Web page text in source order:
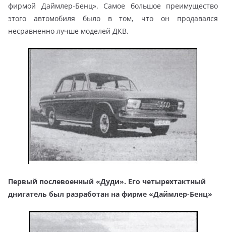
фирмой Даймлер-Бенц». Самое большое преимущество
этого автомобиля было в том, что он продавался
несравненно лучше моделей ДКВ.
Первый послевоенный «Дуди». Его четырехтактный
днигатель был разработан на фирме «Даймлер-Бенц»